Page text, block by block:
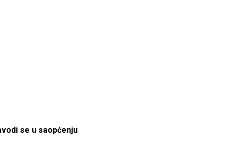
se u saopćenju